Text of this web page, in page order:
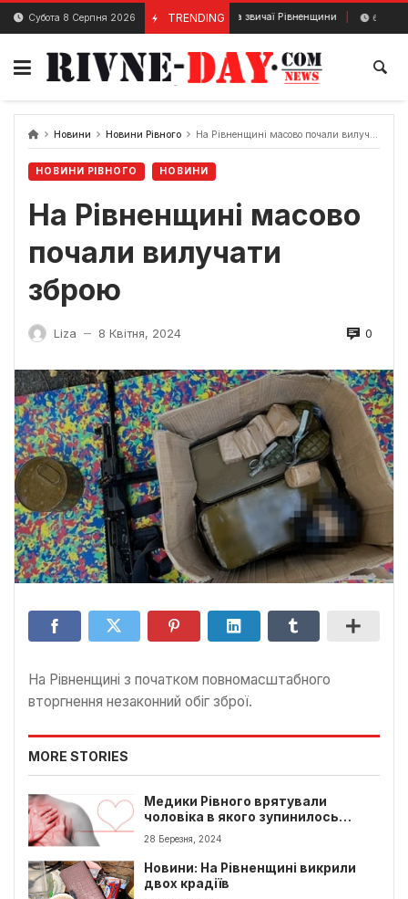
Skip
content
Субота 8 Серпня 2026 TRENDING
4 Грудня, 2023 Традиції та звичаї Рівненщини 6 Вересня, 2025
Новини Новини Рівного На Рівненщині масово почали вилучати зброю
НОВИНИ РІВНОГО НОВИНИ
На Рівненщині масово
почали вилучати
зброю
Liza — 8 Квітня, 2024 0
На Рівненщині з початком повномасштабного
вторгнення незаконний обіг зброї.
MORE STORIES
Медики Рівного врятували
чоловіка в якого зупинилось
серце
28 Березня, 2024
Новини: На Рівненщині викрили
двох крадіїв